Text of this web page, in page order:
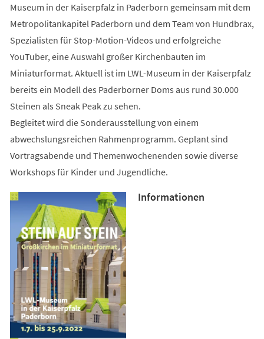
Museum in der Kaiserpfalz in Paderborn gemeinsam mit dem
Metropolitankapitel Paderborn und dem Team von Hundbrax,
Spezialisten für Stop-Motion-Videos und erfolgreiche
YouTuber, eine Auswahl großer Kirchenbauten im
Miniaturformat. Aktuell ist im LWL-Museum in der Kaiserpfalz
bereits ein Modell des Paderborner Doms aus rund 30.000
Steinen als Sneak Peak zu sehen.
Begleitet wird die Sonderausstellung von einem
abwechslungsreichen Rahmenprogramm. Geplant sind
Vortragsabende und Themenwochenenden sowie diverse
Workshops für Kinder und Jugendliche.
Informationen